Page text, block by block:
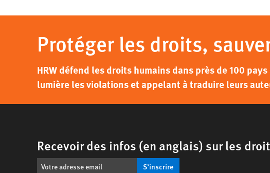
Protéger les droits,
HRW défend les droits humains dans près de 100
lumière les violations et appelant à traduire leurs
Recevoir des infos (en anglais) sur les
S’inscrire